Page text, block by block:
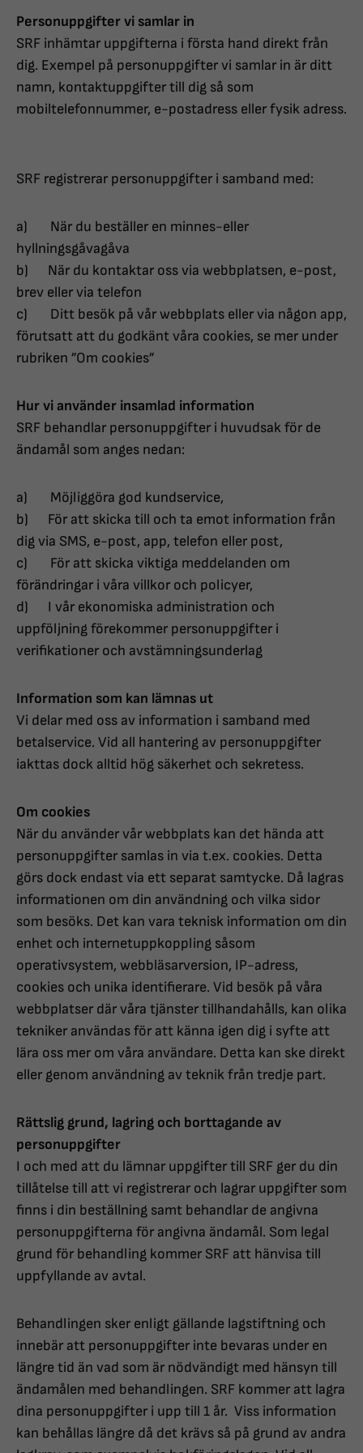
Personuppgifter vi samlar in
SRF inhämtar uppgifterna i första hand direkt från
dig. Exempel på personuppgifter vi samlar in är ditt
namn, kontaktuppgifter till dig så som
mobiltelefonnummer, e-postadress eller fysik adress.
SRF registrerar personuppgifter i samband med:
a) När du beställer en minnes-eller
hyllningsgåvagåva
b) När du kontaktar oss via webbplatsen, e-post,
brev eller via telefon
c) Ditt besök på vår webbplats eller via någon app,
förutsatt att du godkänt våra cookies, se mer under
rubriken ”Om cookies”
Hur vi använder insamlad information
SRF behandlar personuppgifter i huvudsak för de
ändamål som anges nedan:
a) Möjliggöra god kundservice,
b) För att skicka till och ta emot information från
dig via SMS, e-post, app, telefon eller post,
c) För att skicka viktiga meddelanden om
förändringar i våra villkor och policyer,
d) I vår ekonomiska administration och
uppföljning förekommer personuppgifter i
verifikationer och avstämningsunderlag
Information som kan lämnas ut
Vi delar med oss av information i samband med
betalservice. Vid all hantering av personuppgifter
iakttas dock alltid hög säkerhet och sekretess.
Om cookies
När du använder vår webbplats kan det hända att
personuppgifter samlas in via t.ex. cookies. Detta
görs dock endast via ett separat samtycke. Då lagras
informationen om din användning och vilka sidor
som besöks. Det kan vara teknisk information om din
enhet och internetuppkoppling såsom
operativsystem, webbläsarversion, IP-adress,
cookies och unika identifierare. Vid besök på våra
webbplatser där våra tjänster tillhandahålls, kan olika
tekniker användas för att känna igen dig i syfte att
lära oss mer om våra användare. Detta kan ske direkt
eller genom användning av teknik från tredje part.
Rättslig grund, lagring och borttagande av
personuppgifter
I och med att du lämnar uppgifter till SRF ger du din
tillåtelse till att vi registrerar och lagrar uppgifter som
finns i din beställning samt behandlar de angivna
personuppgifterna för angivna ändamål. Som legal
grund för behandling kommer SRF att hänvisa till
uppfyllande av avtal.
Behandlingen sker enligt gällande lagstiftning och
innebär att personuppgifter inte bevaras under en
längre tid än vad som är nödvändigt med hänsyn till
ändamålen med behandlingen. SRF kommer att lagra
dina personuppgifter i upp till 1 år. Viss information
kan behållas längre då det krävs så på grund av andra